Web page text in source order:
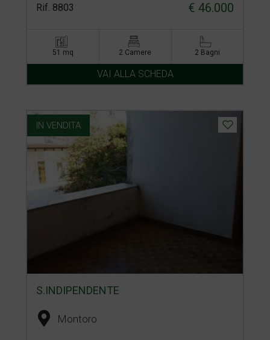
Rif. 8803 € 46.000
51 mq 2 Camere 2 Bagni
VAI ALLA SCHEDA
IN VENDITA
S.INDIPENDENTE
Montoro